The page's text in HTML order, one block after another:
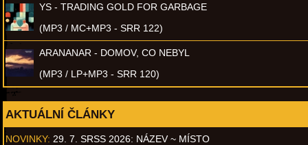
YS - TRADING GOLD FOR GARBAGE
(MP3 / MC+MP3 - SRR 122)
ARANANAR - DOMOV, CO NEBYL
(MP3 / LP+MP3 - SRR 120)
AKTUÁLNÍ ČLÁNKY
NOVINKY: 29. 7. SRSS 2026: NÁZEV ~ MÍSTO